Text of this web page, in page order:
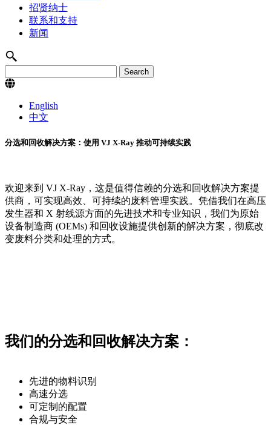
招贤纳士
联系和支持
新闻
English
中文
分选和回收解决方案：使用 VJ X-Ray 推动可持续实践
欢迎来到 VJ X-Ray，这是值得信赖的分选和回收解决方案提
供商，可实现高效、可持续的废料管理实践。凭借我们在高压
发生器和 X 射线源方面的先进技术和专业知识，我们为原始
设备制造商 (OEMs) 和回收设施提供创新的解决方案，彻底改
变废料分类和处理的方式。
我们的分选和回收解决方案：
先进的物料识别
高速分选
可定制的配置
合规与安全